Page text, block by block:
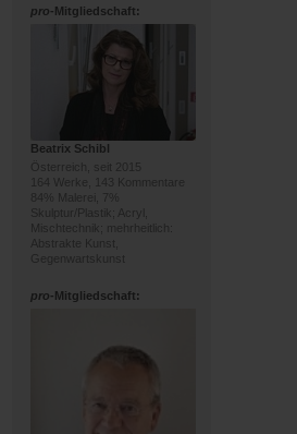
pro-Mitgliedschaft:
Beatrix Schibl
Österreich, seit 2015
164 Werke, 143 Kommentare
84% Malerei, 7%
Skulptur/Plastik; Acryl,
Mischtechnik; mehrheitlich:
Abstrakte Kunst,
Gegenwartskunst
pro-Mitgliedschaft: